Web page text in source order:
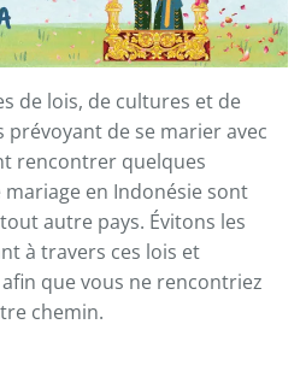
de lois, de cultures et de
de se marier avec
rencontrer quelques
en Indonésie sont
autre pays. Évitons les
à travers ces lois et
que vous ne rencontriez
chemin.